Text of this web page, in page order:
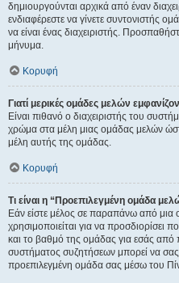
δημιουργούνται αρχικά από έναν
ενδιαφέρεστε να γίνετε συντονιστής
να είναι ένας διαχειριστής.
μήνυμα.
Κορυφή
Γιατί μερικές ομάδες μελών
Είναι πιθανό ο διαχειριστής του
χρώμα στα μέλη μιας ομάδας μελών
μέλη αυτής της ομάδας.
Κορυφή
Τι είναι η “Προεπιλεγμένη ομάδα
Εάν είστε μέλος σε παραπάνω από
χρησιμοποιείται για να προσδιορίσει
και το βαθμό της ομάδας για εσάς από
συστήματος συζητήσεων μπορεί να
προεπιλεγμένη ομάδα σας μέσω του